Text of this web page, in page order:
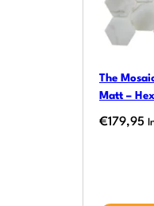
The
Matt –
€179,95